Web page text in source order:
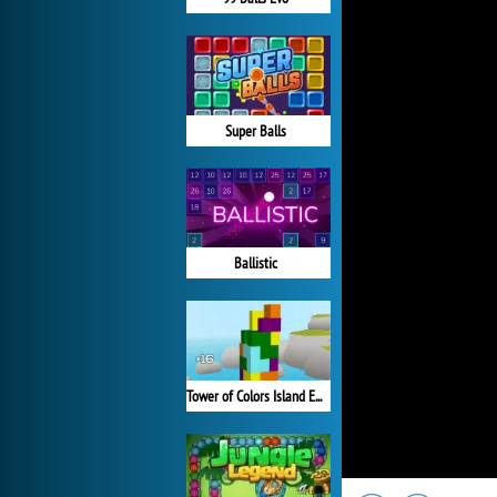
Super Balls
Ballistic
Tower of Colors Island Edition